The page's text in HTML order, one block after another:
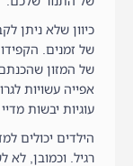
כיוון שלא ניתן
של זמנים.
של המזון
אפייה עשויות
עוגיות יבשות
הילדים יכולים
רגיל. וכמובן, לא